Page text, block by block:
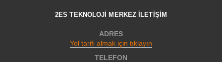
2ES TEKNOLOJİ MERKEZ İLETİŞİM
ADRES
Yol tarifi almak için tıklayın
TELEFON